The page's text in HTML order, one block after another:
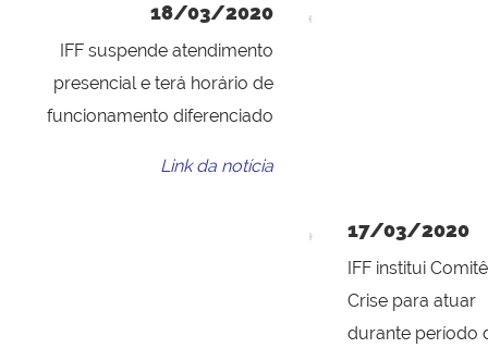
18/03/2020
IFF suspende atendimento
presencial e terá horário de
funcionamento diferenciado
Link da notícia
17/03/2020
IFF institui
Crise para atuar
durante período